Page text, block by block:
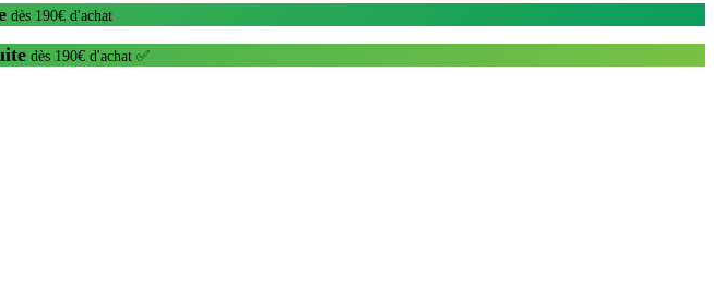
dès 190€ d'achat
dès 190€ d'achat ✅